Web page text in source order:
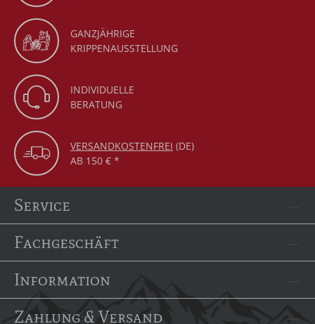
GANZJÄHRIGE
KRIPPENAUSSTELLUNG
INDIVIDUELLE
BERATUNG
VERSANDKOSTENFREI (DE)
AB 150 € *
Service
Fachgeschäft
Information
Zahlung & Versand